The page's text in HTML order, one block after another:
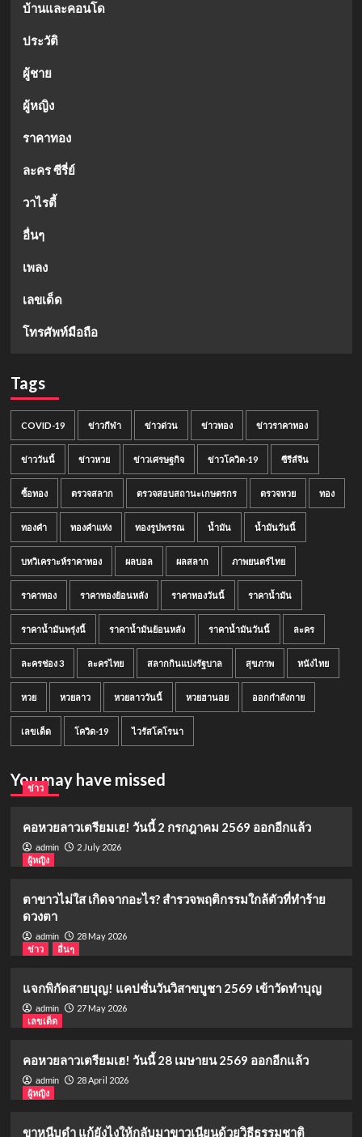
บ้านและคอนโด
ประวัติ
ผู้ชาย
ผู้หญิง
ราคาทอง
ละคร ซีรี่ย์
วาไรตี้
อื่นๆ
เพลง
เลขเด็ด
โทรศัพท์มือถือ
Tags
COVID-19 ข่าวกีฬา ข่าวด่วน ข่าวทอง ข่าวราคาทอง
ข่าววันนี้ ข่าวหวย ข่าวเศรษฐกิจ ข่าวโควิด-19 ซีรีส์จีน
ซื้อทอง ตรวจสลาก ตรวจสอบสถานะเกษตรกร ตรวจหวย ทอง
ทองคำ ทองคำแท่ง ทองรูปพรรณ น้ำมัน น้ำมันวันนี้
บทวิเคราะห์ราคาทอง ผลบอล ผลสลาก ภาพยนตร์ไทย
ราคาทอง ราคาทองย้อนหลัง ราคาทองวันนี้ ราคาน้ำมัน
ราคาน้ำมันพรุ่งนี้ ราคาน้ำมันย้อนหลัง ราคาน้ำมันวันนี้ ละคร
ละครช่อง 3 ละครไทย สลากกินแบ่งรัฐบาล สุขภาพ หนังไทย
หวย หวยลาว หวยลาววันนี้ หวยฮานอย ออกกำลังกาย
เลขเด็ด โควิด-19 ไวรัสโคโรนา
You may have missed
ข่าว
คอหวยลาวเตรียมเฮ! วันนี้ 2 กรกฎาคม 2569 ออกอีกแล้ว
admin
2 July 2026
ผู้หญิง
ตาขาวไม่ใส เกิดจากอะไร? สำรวจพฤติกรรมใกล้ตัวที่ทำร้าย
ดวงตา
admin
28 May 2026
ข่าว
อื่นๆ
แจกพิกัดสายบุญ! แคปชั่นวันวิสาขบูชา 2569 เข้าวัดทำบุญ
admin
27 May 2026
เลขเด็ด
คอหวยลาวเตรียมเฮ! วันนี้ 28 เมษายน 2569 ออกอีกแล้ว
admin
28 April 2026
ผู้หญิง
ขาหนีบดำ แก้ยังไงให้กลับมาขาวเนียนด้วยวิธีธรรมชาติ